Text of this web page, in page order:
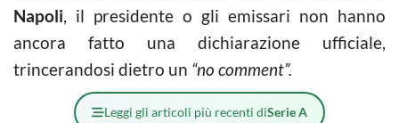
Napoli, il presidente o gli emissari non hanno
ancora fatto una dichiarazione ufficiale,
trincerandosi dietro un “no comment”.
Leggi gli articoli più recenti diSerie A